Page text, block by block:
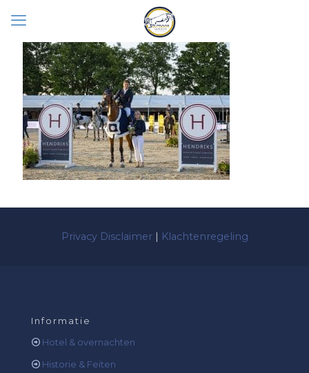
Privacy Disclaimer| Klachtenregeling
Informatie
Hotel & overnachten
Historie & Feiten